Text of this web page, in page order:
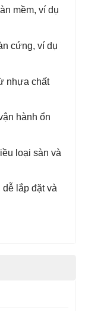
mềm, ví dụ
cứng, ví dụ
nhựa chất
hành ổn
loại sàn và
dễ lắp đặt và